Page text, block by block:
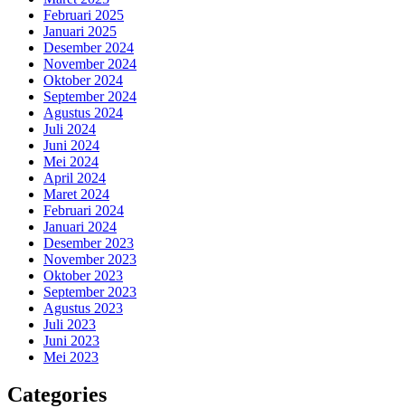
Februari 2025
Januari 2025
Desember 2024
November 2024
Oktober 2024
September 2024
Agustus 2024
Juli 2024
Juni 2024
Mei 2024
April 2024
Maret 2024
Februari 2024
Januari 2024
Desember 2023
November 2023
Oktober 2023
September 2023
Agustus 2023
Juli 2023
Juni 2023
Mei 2023
Categories